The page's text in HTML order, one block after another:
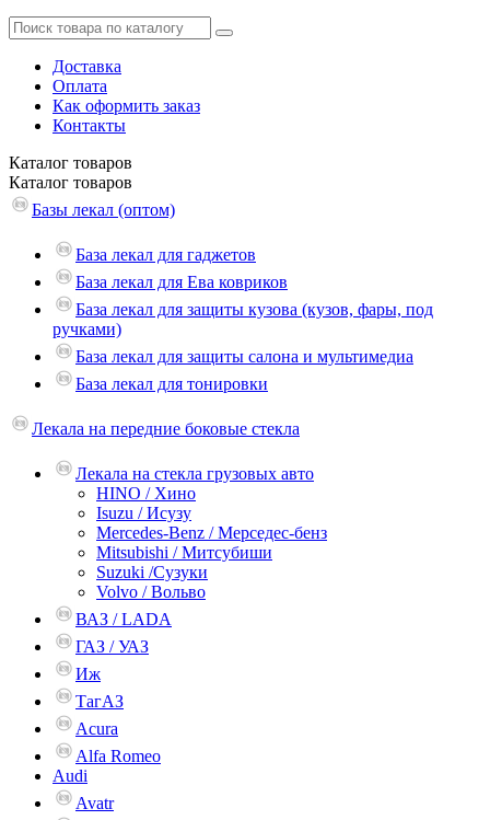
Доставка
Оплата
Как оформить заказ
Контакты
Каталог товаров
Каталог товаров
Базы лекал (оптом)
База лекал для гаджетов
База лекал для Ева ковриков
База лекал для защиты кузова (кузов, фары, под
ручками)
База лекал для защиты салона и мультимедиа
База лекал для тонировки
Лекала на передние боковые стекла
Лекала на стекла грузовых авто
HINO / Хино
Isuzu / Исузу
Mercedes-Benz / Мерседес-бенз
Mitsubishi / Митсубиши
Suzuki /Сузуки
Volvo / Вольво
ВАЗ / LADA
ГАЗ / УАЗ
Иж
ТагАЗ
Acura
Alfa Romeo
Audi
Avatr